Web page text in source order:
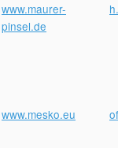
www.maurer-
pinsel.de
www.mesko.eu